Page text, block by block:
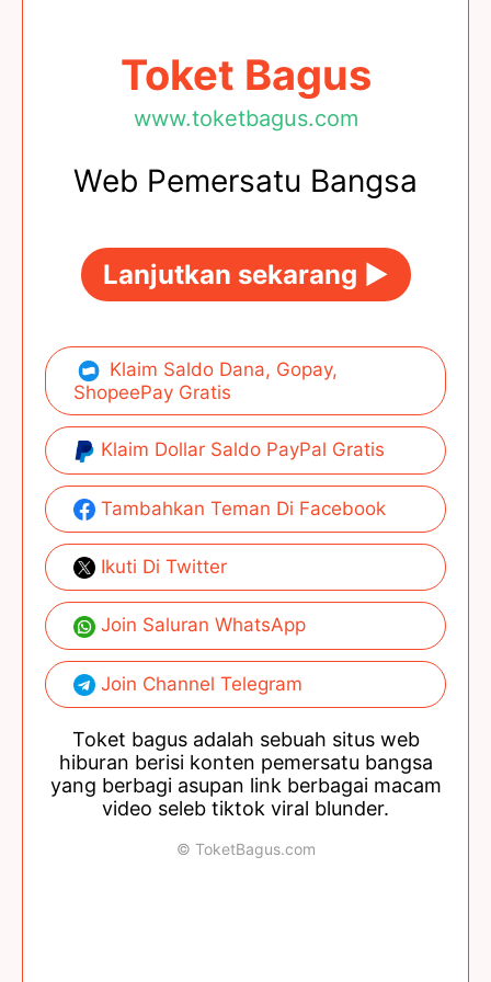
Toket Bagus
www.toketbagus.com
Web Pemersatu Bangsa
Lanjutkan sekarang ►
Klaim Saldo Dana, Gopay,
ShopeePay Gratis
Klaim Dollar Saldo PayPal Gratis
Tambahkan Teman Di Facebook
Ikuti Di Twitter
Join Saluran WhatsApp
Join Channel Telegram
Toket bagus adalah sebuah situs web
hiburan berisi konten pemersatu bangsa
yang berbagi asupan link berbagai macam
video seleb tiktok viral blunder.
© ToketBagus.com